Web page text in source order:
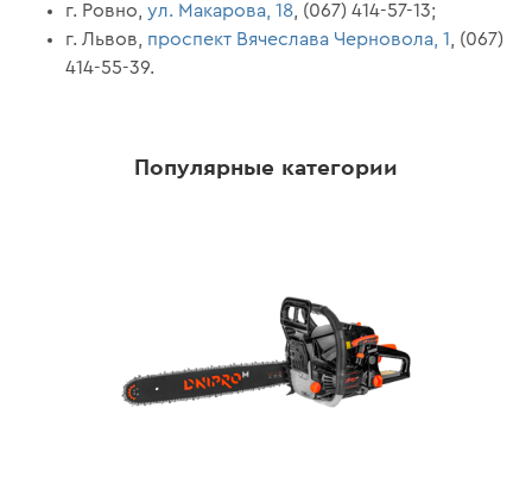
г. Ровно,ул. Макарова, 18 , (067) 414-57-13;
г. Львов, проспект Вячеслава Черновола, 1
, (067)
414-55-39.
Популярные категории